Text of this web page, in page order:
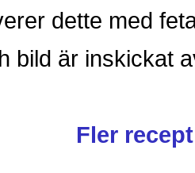
dette med
bild är inskickat
Fler